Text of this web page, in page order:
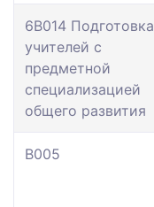
6В014 Подготовка
учителей с
предметной
специализацией
общего развития
В005